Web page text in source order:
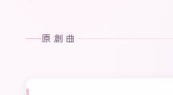
原創曲